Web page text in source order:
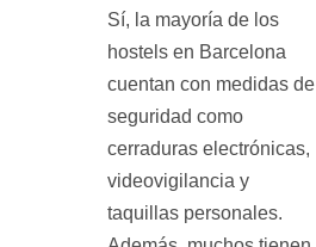
Sí, la mayoría de los
hostels en Barcelona
cuentan con medidas de
seguridad como
cerraduras electrónicas,
videovigilancia y
taquillas personales.